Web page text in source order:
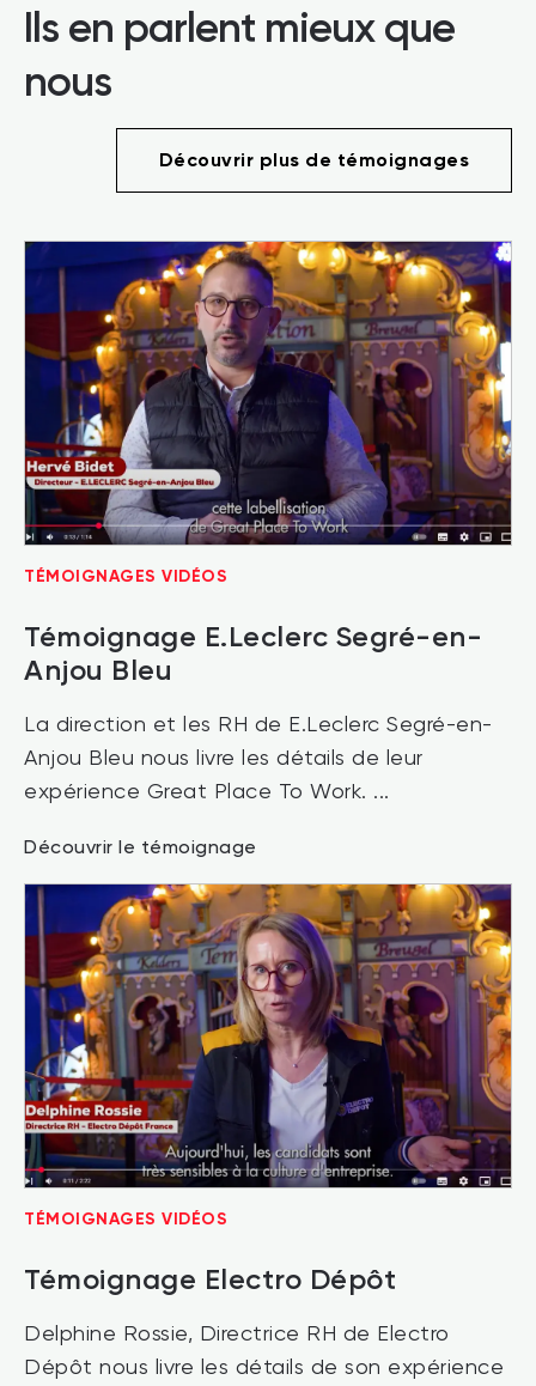
Ils en parlent mieux que
nous
Découvrir plus de témoignages
TÉMOIGNAGES VIDÉOS
Témoignage E.Leclerc Segré-en-
Anjou Bleu
La direction et les RH de E.Leclerc Segré-en-
Anjou Bleu nous livre les détails de leur
expérience Great Place To Work. ...
Découvrir le témoignage
TÉMOIGNAGES VIDÉOS
Témoignage Electro Dépôt
Delphine Rossie, Directrice RH de Electro
Dépôt nous livre les détails de son expérience